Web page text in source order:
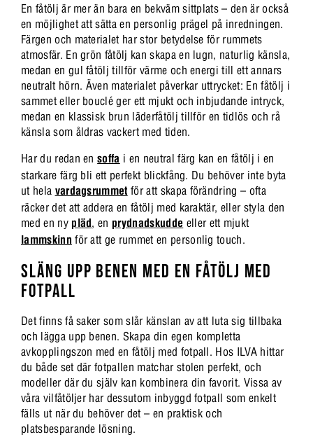
En fåtölj är mer än bara en bekväm sittplats – den är också
en möjlighet att sätta en personlig prägel på inredningen.
Färgen och materialet har stor betydelse för rummets
atmosfär. En grön fåtölj kan skapa en lugn, naturlig känsla,
medan en gul fåtölj tillför värme och energi till ett annars
neutralt hörn. Även materialet påverkar uttrycket: En fåtölj i
sammet eller bouclé ger ett mjukt och inbjudande intryck,
medan en klassisk brun läderfåtölj tillför en tidlös och rå
känsla som åldras vackert med tiden.
Har du redan ensoffa i en neutral färg kan en fåtölj i en
starkare färg bli ett perfekt blickfång. Du behöver inte byta
ut hela vardagsrummet för att skapa förändring – ofta
räcker det att addera en fåtölj med karaktär, eller styla den
med en ny pläd, en prydnadskudde eller ett mjukt
lammskinn för att ge rummet en personlig touch.
SLÄNG UPP BENEN MED EN FÅTÖLJ MED
FOTPALL
Det finns få saker som slår känslan av att luta sig tillbaka
och lägga upp benen. Skapa din egen kompletta
avkopplingszon med en fåtölj med fotpall. Hos ILVA hittar
du både set där fotpallen matchar stolen perfekt, och
modeller där du själv kan kombinera din favorit. Vissa av
våra vilfåtöljer har dessutom inbyggd fotpall som enkelt
fälls ut när du behöver det – en praktisk och
platsbesparande lösning.